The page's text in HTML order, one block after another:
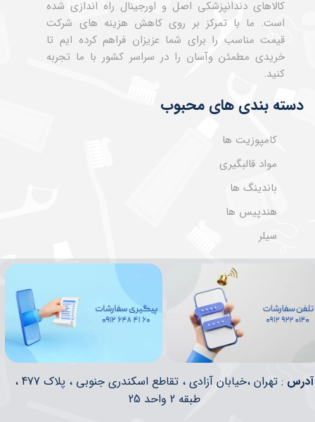
کالاهای دندانپزشکی اصل و اورجینال راه اندازی شده
است. ما با تمرکز بر روی کاهش هزینه های شرکت
قیمت مناسب را برای شما عزیزان فراهم کرده ایم تا
خریدی مطمئن وآسان را در سراسر کشور با ما تجربه
کنید.
دسته بندی های محبوب
کامپوزیت ها
مواد قالبگیری
باندینگ ها
هندپیس ها
سیلر
​​آدرس
: تهران ،خیابان آزادی ، تقاطع اسکندری جنوبی ، پلاک 477 ،
طبقه 2 واحد 25